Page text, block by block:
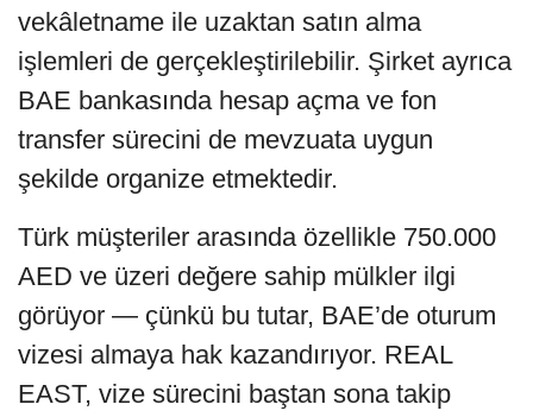
vekâletname ile uzaktan satın alma
işlemleri de gerçekleştirilebilir. Şirket ayrıca
BAE bankasında hesap açma ve fon
transfer sürecini de mevzuata uygun
şekilde organize etmektedir.
Türk müşteriler arasında özellikle 750.000
AED ve üzeri değere sahip mülkler ilgi
görüyor — çünkü bu tutar, BAE’de oturum
vizesi almaya hak kazandırıyor. REAL
EAST, vize sürecini baştan sona takip